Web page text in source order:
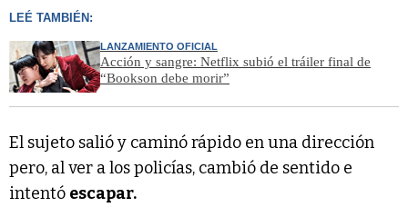
LEÉ TAMBIÉN:
LANZAMIENTO OFICIAL
Acción y sangre: Netflix subió el tráiler final de
“Bookson debe morir”
El sujeto salió y caminó rápido en una dirección
pero, al ver a los policías, cambió de sentido e
intentó escapar.